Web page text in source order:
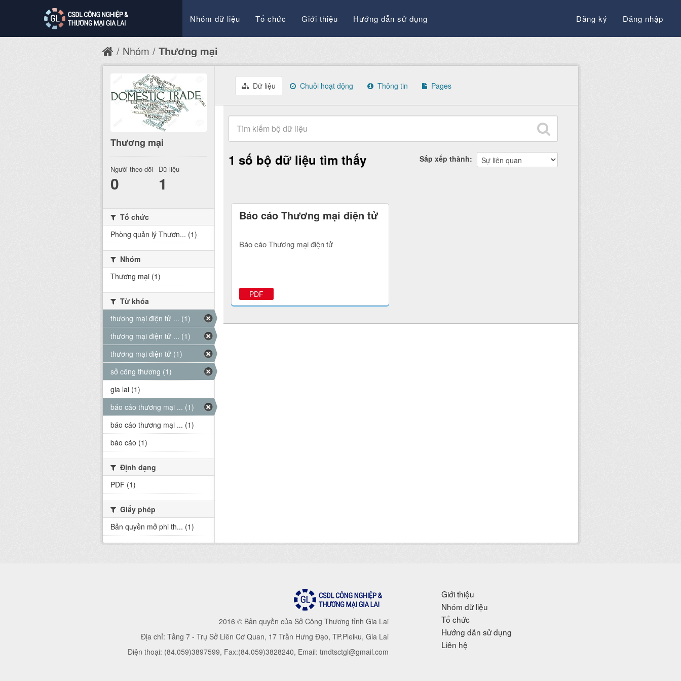
Nhóm dữ liệu Tổ chức Giới thiệu Hướng dẫn sử dụng Đăng ký Đăng nhập
Nhóm Thương mại
Dữ liệu Chuỗi hoạt động Thông tin Pages
Sắp xếp thành
1 số bộ dữ liệu tìm thấy
Báo cáo Thương mại điện tử
Báo cáo Thương mại điện tử
PDF
Thương mại
Người theo dõi
0
Dữ liệu
1
Tổ chức
Phòng quản lý Thươn... (1)
Nhóm
Thương mại (1)
Từ khóa
thương mại điện tử ... (1)
thương mại điện tử ... (1)
thương mại điện tử (1)
sở công thương (1)
gia lai (1)
báo cáo thương mại ... (1)
báo cáo thương mại ... (1)
báo cáo (1)
Định dạng
PDF (1)
Giấy phép
Bản quyền mở phi th... (1)
2016 © Bản quyền của Sở Công Thương tỉnh Gia Lai
Địa chỉ: Tầng 7 - Trụ Sở Liên Cơ Quan, 17 Trần Hưng Đạo, TP.Pleiku, Gia Lai
Điện thoại: (84.059)3897599, Fax:(84.059)3828240, Email: tmdtsctgl@gmail.com
Giới thiệu
Nhóm dữ liệu
Tổ chức
Hướng dẫn sử dụng
Liên hệ